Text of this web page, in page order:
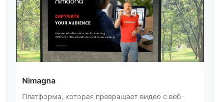
Nimagna
Платформа, которая превращает видео с веб-